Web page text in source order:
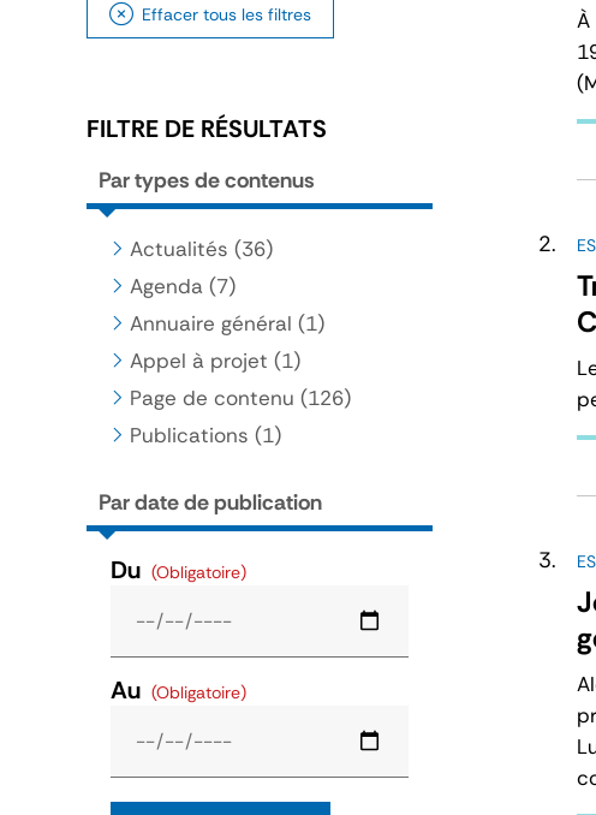
Effacer tous les filtres
FILTRE DE RÉSULTATS
Par types de contenus
Actualités (36)
Agenda (7)
Annuaire général (1)
Appel à projet (1)
Page de contenu (126)
Publications (1)
Par date de publication
Du (Obligatoire)
Au (Obligatoire)
À